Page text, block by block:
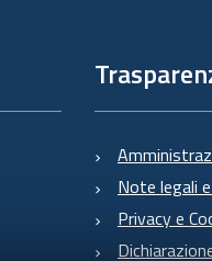
Note legali
Privacy e